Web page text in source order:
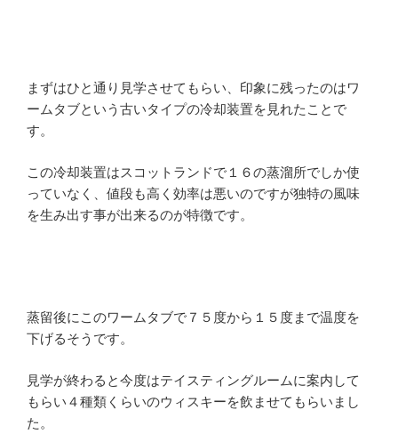
まずはひと通り見学させてもらい、印象に残ったのはワ
ームタブという古いタイプの冷却装置を見れたことで
す。
この冷却装置はスコットランドで１６の蒸溜所でしか使
っていなく、値段も高く効率は悪いのですが独特の風味
を生み出す事が出来るのが特徴です。
蒸留後にこのワームタブで７５度から１５度まで温度を
下げるそうです。
見学が終わると今度はテイスティングルームに案内して
もらい４種類くらいのウィスキーを飲ませてもらいまし
た。